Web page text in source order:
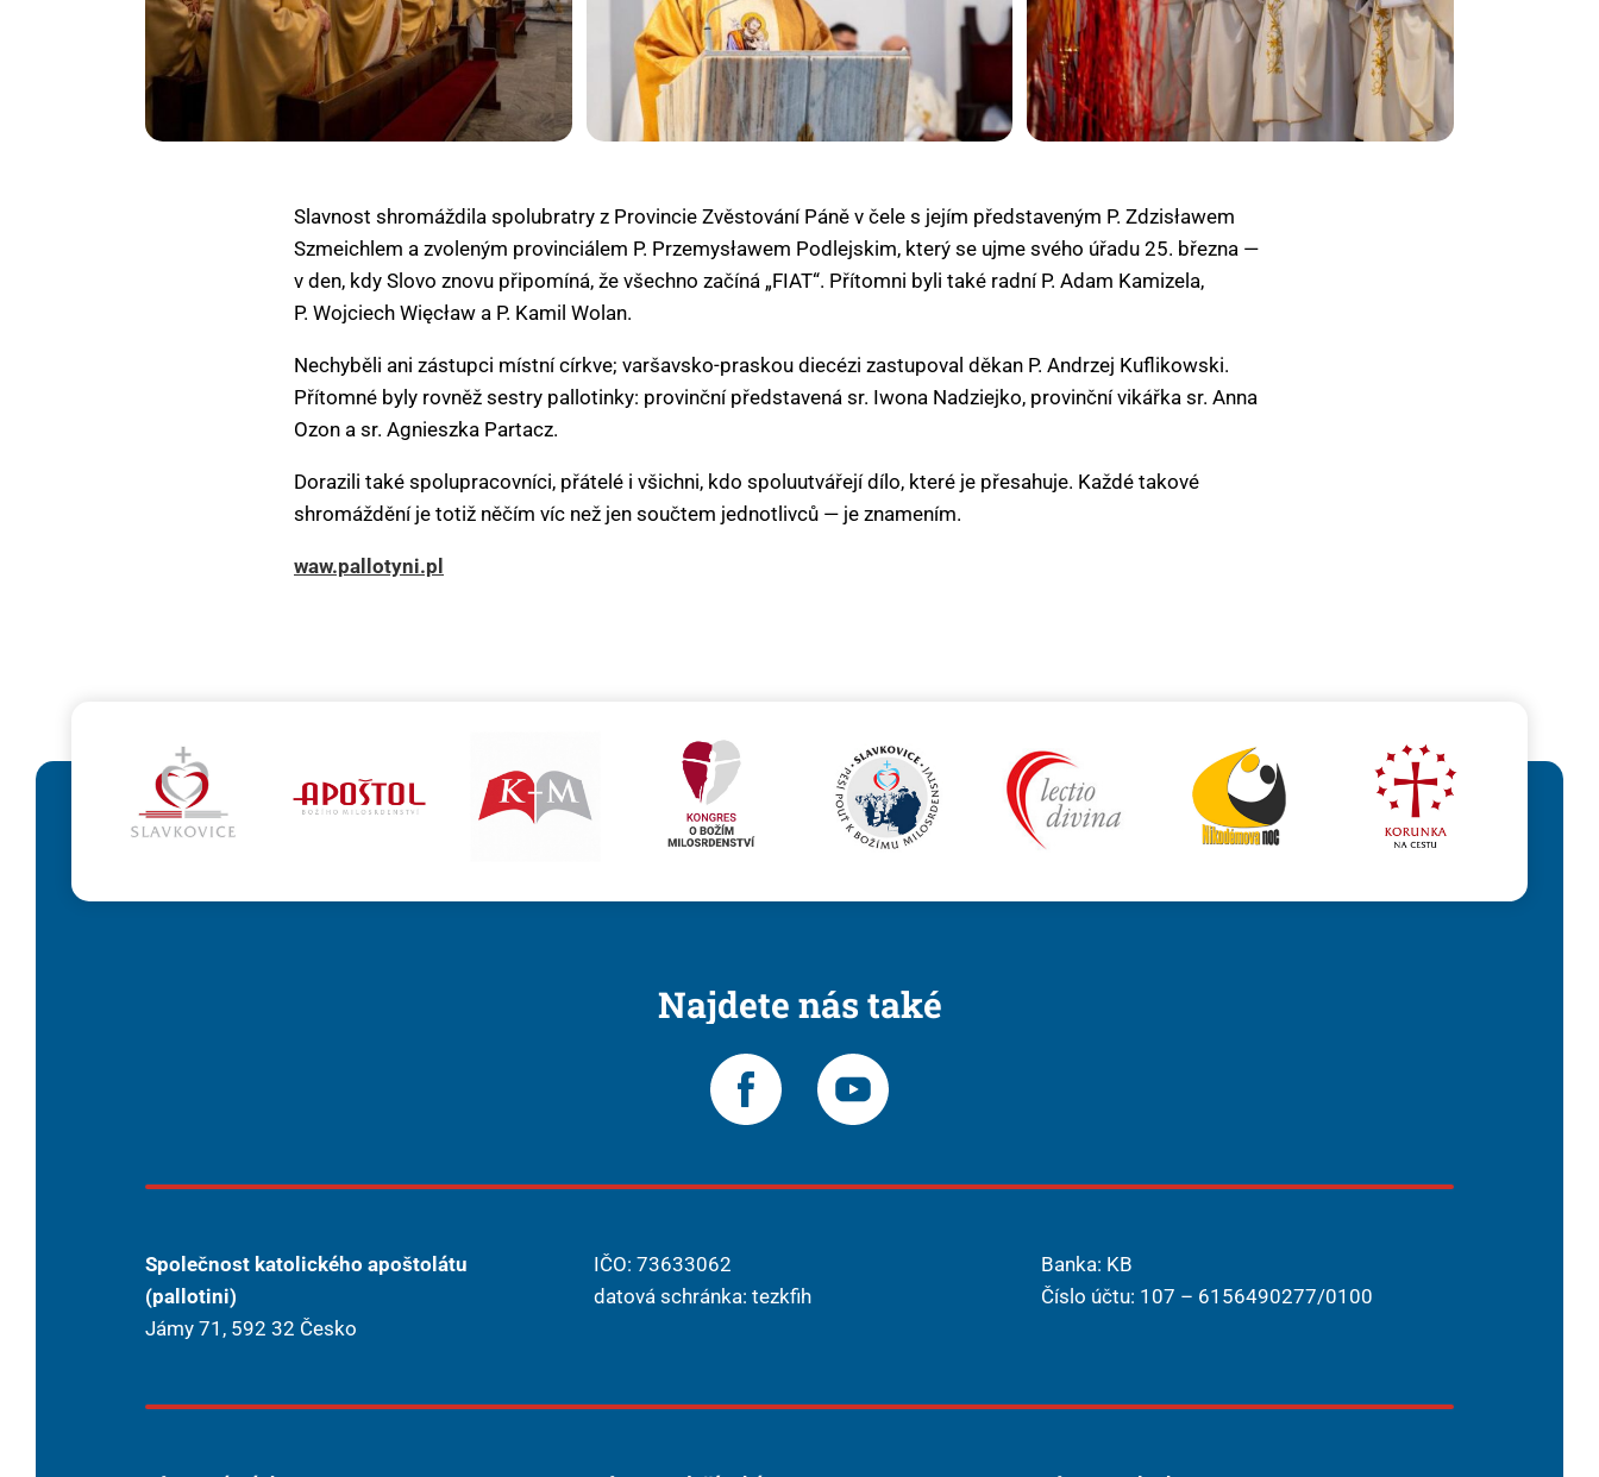
Slavnost shromáždila spolubratry z Provincie Zvěstování Páně v čele s jejím představeným P. Zdzisławem
Szmeichlem a zvoleným provinciálem P. Przemysławem Podlejskim, který se ujme svého úřadu 25. března —
v den, kdy Slovo znovu připomíná, že všechno začíná „FIAT“. Přítomni byli také radní P. Adam Kamizela,
P. Wojciech Więcław a P. Kamil Wolan.
Nechyběli ani zástupci místní církve; varšavsko-praskou diecézi zastupoval děkan P. Andrzej Kuflikowski.
Přítomné byly rovněž sestry pallotinky: provinční představená sr. Iwona Nadziejko, provinční vikářka sr. Anna
Ozon a sr. Agnieszka Partacz.
Dorazili také spolupracovníci, přátelé i všichni, kdo spoluutvářejí dílo, které je přesahuje. Každé takové
shromáždění je totiž něčím víc než jen součtem jednotlivců — je znamením.
waw.pallotyni.pl
Najdete nás také
Společnost katolického apoštolátu
(pallotini)
Jámy 71, 592 32 Česko
IČO: 73633062
datová schránka: tezkfih
Banka: KB
Číslo účtu: 107 – 6156490277/0100